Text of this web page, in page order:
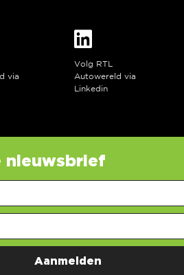
via
Volg RTL
Autowereld via
Linkedin
nieuwsbrief